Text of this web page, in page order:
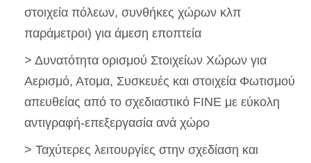
στοιχεία πόλεων, συνθήκες χώρων κλπ
παράμετροι) για άμεση εποπτεία
> Δυνατότητα ορισμού Στοιχείων Χώρων για
Αερισμό, Ατομα, Συσκευές και στοιχεία Φωτισμού
απευθείας από το σχεδιαστικό FINE με εύκολη
αντιγραφή-επεξεργασία ανά χώρο
> Ταχύτερες λειτουργίες στην σχεδίαση και